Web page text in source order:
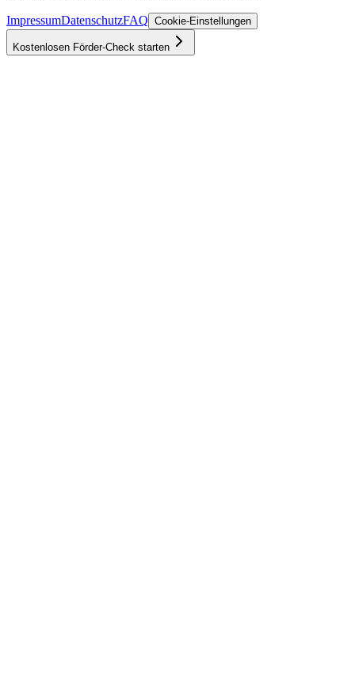
ImpressumDatenschutzFAQ Cookie-Einstellungen
Kostenlosen Förder-Check starten